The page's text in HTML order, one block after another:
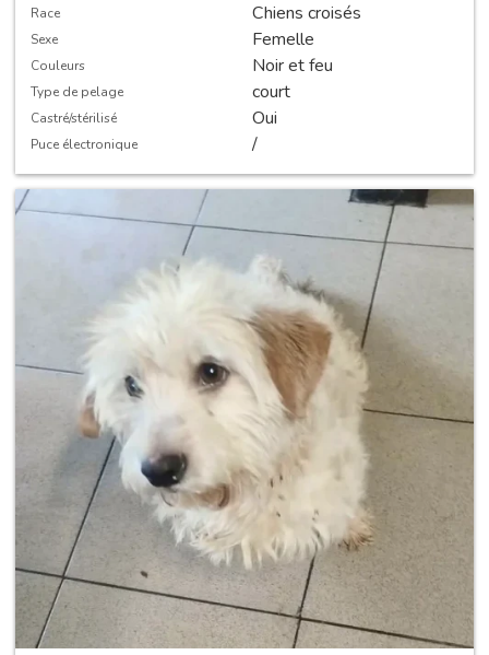
Race Chiens croisés
Sexe Femelle
Couleurs Noir et feu
Type de pelage court
Castré/stérilisé Oui
Puce électronique /